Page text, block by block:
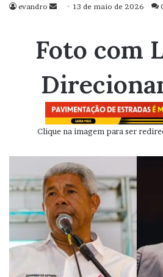
evandro
Mande
mail
13 de maio de 2026
Foto com
Clique na imagem para ser